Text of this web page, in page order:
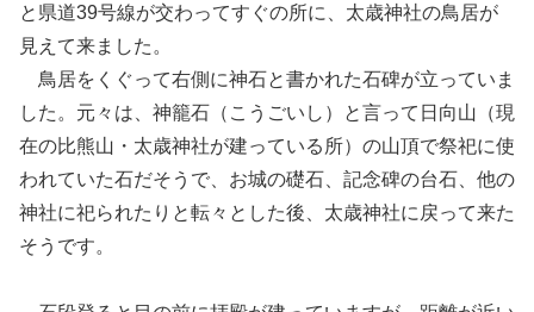
と県道39号線が交わってすぐの所に、太歳神社の鳥居が
見えて来ました。
鳥居をくぐって右側に神石と書かれた石碑が立っていま
した。元々は、神籠石（こうごいし）と言って日向山（現
在の比熊山・太歳神社が建っている所）の山頂で祭祀に使
われていた石だそうで、お城の礎石、記念碑の台石、他の
神社に祀られたりと転々とした後、太歳神社に戻って来た
そうです。